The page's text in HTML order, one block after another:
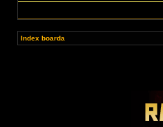
Index boarda